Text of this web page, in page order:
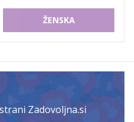
ŽENSKA
Zadovoljna.si